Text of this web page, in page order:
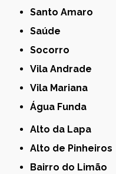
Santo Amaro
Saúde
Socorro
Vila Andrade
Vila Mariana
Água Funda
Alto da Lapa
Alto de Pinheiros
Bairro do Limão